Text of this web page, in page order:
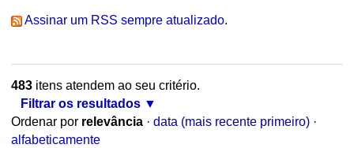
Assinar um RSS sempre atualizado.
483itens atendem ao seu critério.
Filtrar os resultados
Ordenar por relevância · data (mais recente primeiro) ·
alfabeticamente